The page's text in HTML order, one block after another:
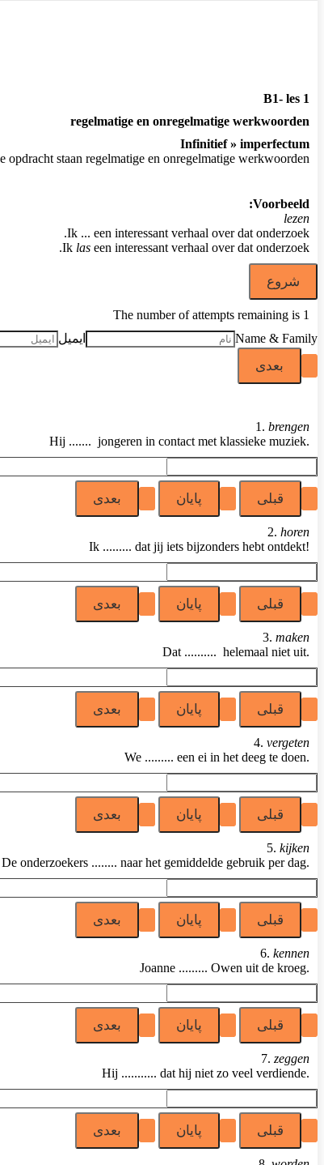
B1- les 1
regelmatige en onregelmatige werkwoorden
Infinitief » imperfectum
staan regelmatige en onregelmatige werkwoorden.
Voorbeeld:
lezen
Ik ... een interessant verhaal over dat onderzoek.
Ik las een interessant verhaal over dat onderzoek.
The number of attempts remaining is 1
Name & Family
ایمیل
1. brengen
Hij ....... jongeren in contact met klassieke muziek.
2. horen
Ik ......... dat jij iets bijzonders hebt ontdekt!
3. maken
Dat .......... helemaal niet uit.
4. vergeten
We ......... een ei in het deeg te doen.
5. kijken
De onderzoekers ........ naar het gemiddelde gebruik per dag.
6. kennen
Joanne ......... Owen uit de kroeg.
7. zeggen
Hij ........... dat hij niet zo veel verdiende.